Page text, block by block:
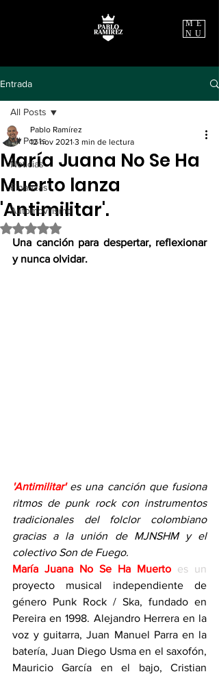
ME
NU
Entrada
All Posts
Noticias
Finanzas
Automovilismo
All Posts
María Juana No Se Ha
Muerto lanza
'Antimilitar'.
Pablo Ramírez
12 nov 2021 3 min de lectura
Obtuvo NaN de 5 estrellas.
Una canción para despertar, reflexionar
y nunca olvidar.
'Antimilitar' es una canción que fusiona
ritmos de punk rock con instrumentos
tradicionales del folclor colombiano
gracias a la unión de MJNSHM y el
colectivo Son de Fuego.
María Juana No Se Ha Muerto
proyecto musical independiente de
género Punk Rock / Ska, fundado en
Pereira en 1998. Alejandro Herrera en la
voz y guitarra, Juan Manuel Parra en la
batería, Juan Diego Usma en el saxofón,
Mauricio García en el bajo, Cristian